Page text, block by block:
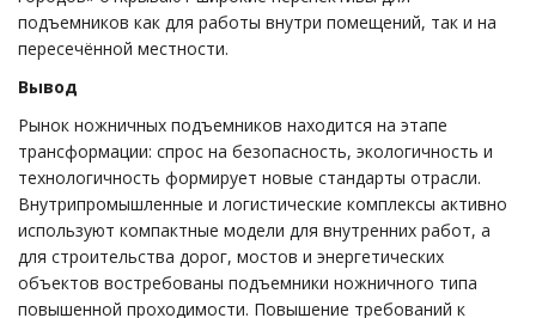
подъемников как для работы внутри помещений, так и на
пересечённой местности.
Вывод
Рынок ножничных подъемников находится на этапе
трансформации: спрос на безопасность, экологичность и
технологичность формирует новые стандарты отрасли.
Внутрипромышленные и логистические комплексы активно
используют компактные модели для внутренних работ, а
для строительства дорог, мостов и энергетических
объектов востребованы подъемники ножничного типа
повышенной проходимости. Повышение требований к